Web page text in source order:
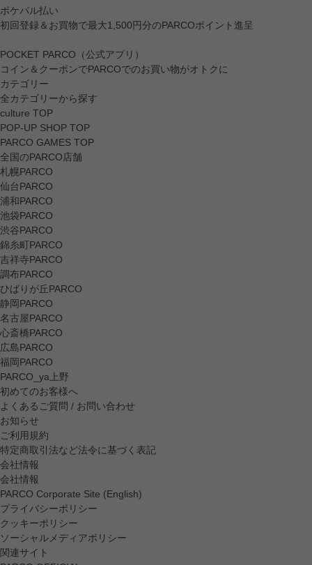
ポケパル払い
初回登録＆お買物で最大1,500円分のPARCOポイント進呈
POCKET PARCO（公式アプリ）
コイン＆クーポンでPARCOでのお買い物がオトクに
カテゴリー
全カテゴリーから探す
culture TOP
POP-UP SHOP TOP
PARCO GAMES TOP
全国のPARCO店舗
札幌PARCO
仙台PARCO
浦和PARCO
池袋PARCO
渋谷PARCO
錦糸町PARCO
吉祥寺PARCO
調布PARCO
ひばりが丘PARCO
静岡PARCO
名古屋PARCO
心斎橋PARCO
広島PARCO
福岡PARCO
PARCO_ya上野
初めてのお客様へ
よくあるご質問 / お問い合わせ
お知らせ
ご利用規約
特定商取引法など法令に基づく表記
会社情報
会社情報
PARCO Corporate Site (English)
プライバシーポリシー
クッキーポリシー
ソーシャルメディアポリシー
関連サイト